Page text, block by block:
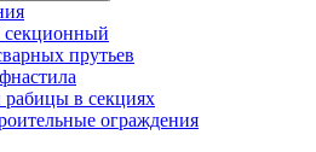
секционный
прутьев
рабицы в секциях
ограждения